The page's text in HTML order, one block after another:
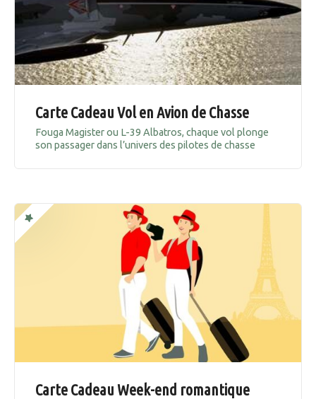
Carte Cadeau Vol en Avion de Chasse
Fouga Magister ou L-39 Albatros, chaque vol plonge
son passager dans l’univers des pilotes de chasse
Carte Cadeau Week-end romantique